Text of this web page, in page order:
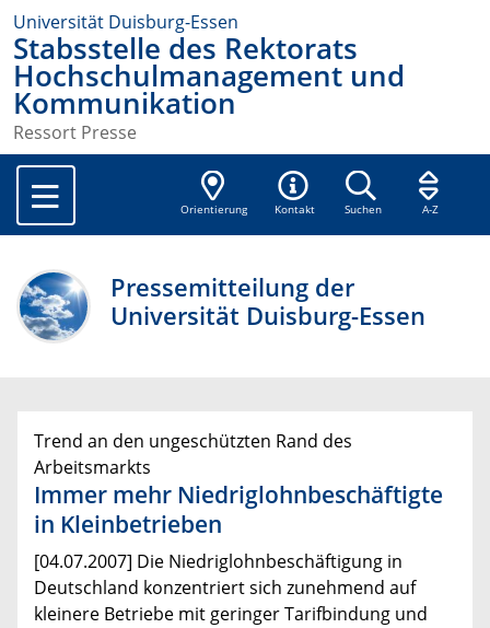
Universität Duisburg-Essen
Stabsstelle des Rektorats
Hochschulmanagement und
Kommunikation
Ressort Presse
Orientierung Kontakt Suchen A-Z
Pressemitteilung der
Universität Duisburg-Essen
Trend an den ungeschützten Rand des
Arbeitsmarkts
Immer mehr Niedriglohnbeschäftigte
in Kleinbetrieben
[04.07.2007] Die Niedriglohnbeschäftigung in
Deutschland konzentriert sich zunehmend auf
kleinere Betriebe mit geringer Tarifbindung und